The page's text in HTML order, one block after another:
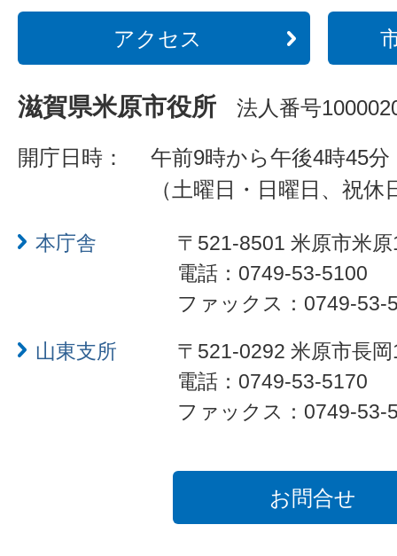
アクセス
滋賀県米原市役所 法人番号
開庁日時：
午前9時から午後4時45分
（土曜日・日曜日、祝
本庁舎
〒521-8501 米原市米
電話：0749-53-5100
ファックス：0749-53-
山東支所
〒521-0292 米原市長
電話：0749-53-5170
ファックス：0749-53-
お問合せ